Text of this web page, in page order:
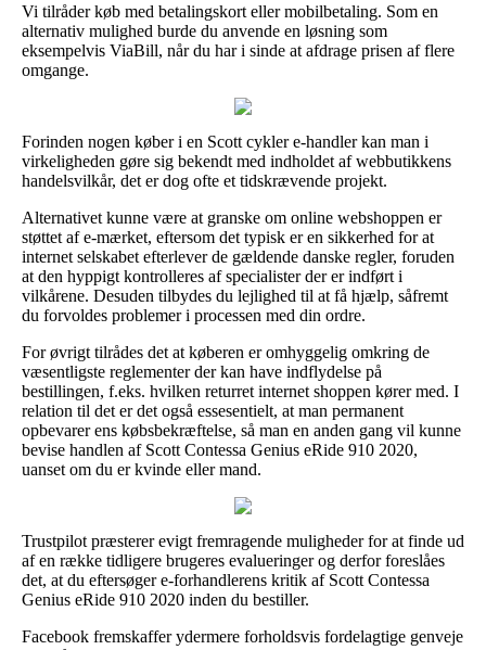
Vi tilråder køb med betalingskort eller mobilbetaling. Som en
alternativ mulighed burde du anvende en løsning som
eksempelvis ViaBill, når du har i sinde at afdrage prisen af flere
omgange.
Forinden nogen køber i en Scott cykler e-handler kan man i
virkeligheden gøre sig bekendt med indholdet af webbutikkens
handelsvilkår, det er dog ofte et tidskrævende projekt.
Alternativet kunne være at granske om online webshoppen er
støttet af e-mærket, eftersom det typisk er en sikkerhed for at
internet selskabet efterlever de gældende danske regler, foruden
at den hyppigt kontrolleres af specialister der er indført i
vilkårene. Desuden tilbydes du lejlighed til at få hjælp, såfremt
du forvoldes problemer i processen med din ordre.
For øvrigt tilrådes det at køberen er omhyggelig omkring de
væsentligste reglementer der kan have indflydelse på
bestillingen, f.eks. hvilken returret internet shoppen kører med. I
relation til det er det også essesentielt, at man permanent
opbevarer ens købsbekræftelse, så man en anden gang vil kunne
bevise handlen af Scott Contessa Genius eRide 910 2020,
uanset om du er kvinde eller mand.
Trustpilot præsterer evigt fremragende muligheder for at finde ud
af en række tidligere brugeres evalueringer og derfor foreslåes
det, at du eftersøger e-forhandlerens kritik af Scott Contessa
Genius eRide 910 2020 inden du bestiller.
Facebook fremskaffer ydermere forholdsvis fordelagtige genveje